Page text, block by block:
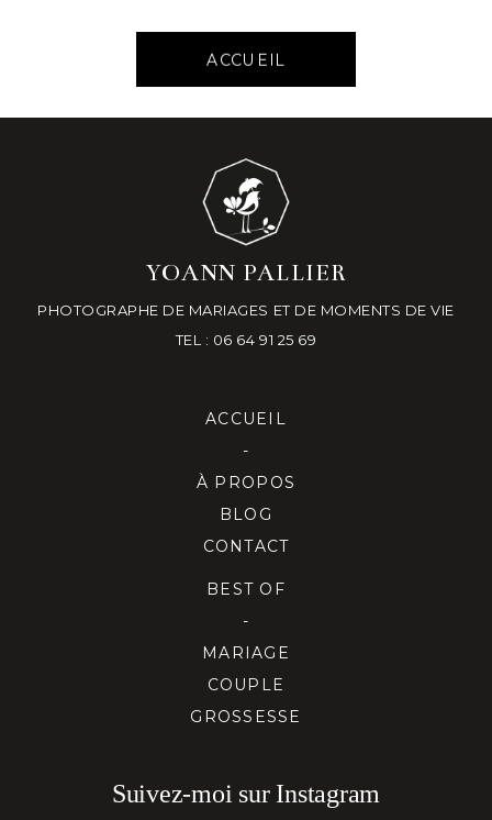
ACCUEIL
YOANN PALLIER
PHOTOGRAPHE DE MARIAGES ET DE MOMENTS DE VIE
TEL : 06 64 91 25 69
ACCUEIL
-
À PROPOS
BLOG
CONTACT
BEST OF
-
MARIAGE
COUPLE
GROSSESSE
Suivez-moi sur Instagram